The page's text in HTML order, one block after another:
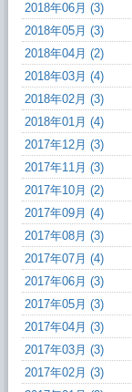
2018年06月 (3)
2018年05月 (3)
2018年04月 (2)
2018年03月 (4)
2018年02月 (3)
2018年01月 (4)
2017年12月 (3)
2017年11月 (3)
2017年10月 (2)
2017年09月 (4)
2017年08月 (3)
2017年07月 (4)
2017年06月 (3)
2017年05月 (3)
2017年04月 (3)
2017年03月 (3)
2017年02月 (3)